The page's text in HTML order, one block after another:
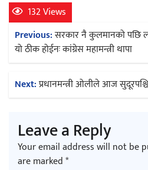
132 Views
Post
navigation
Previous:सरकार नै कुलमानको पछि
यो ठीक होईनः कांग्रेस महामन्त्री थापा
Next:प्रधानमन्त्री ओलीले आज
Leave a Reply
Your email address will not be
are marked*